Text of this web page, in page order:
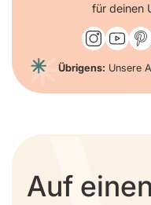
für deinen
Übrigens: Unsere
Auf